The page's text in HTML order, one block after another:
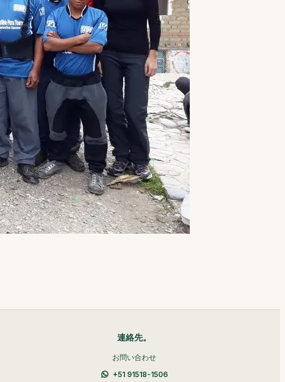
連絡先。
お問い合わせ
+51 91518-1506